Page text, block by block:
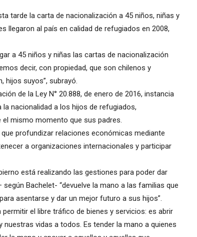
tarde la carta de nacionalización a 45 niños, niñas y
llegaron al país en calidad de refugiados en 2008,
a 45 niños y niñas las cartas de nacionalización
decir, con propiedad, que son chilenos y
hijos suyos”, subrayó.
de la Ley N° 20.888, de enero de 2016, instancia
nacionalidad a los hijos de refugiados,
mismo momento que sus padres.
profundizar relaciones económicas mediante
a organizaciones internacionales y participar
está realizando las gestiones para poder dar
Bachelet- “devuelve la mano a las familias que
asentarse y dar un mejor futuro a sus hijos”.
el libre tráfico de bienes y servicios: es abrir
vidas a todos. Es tender la mano a quienes